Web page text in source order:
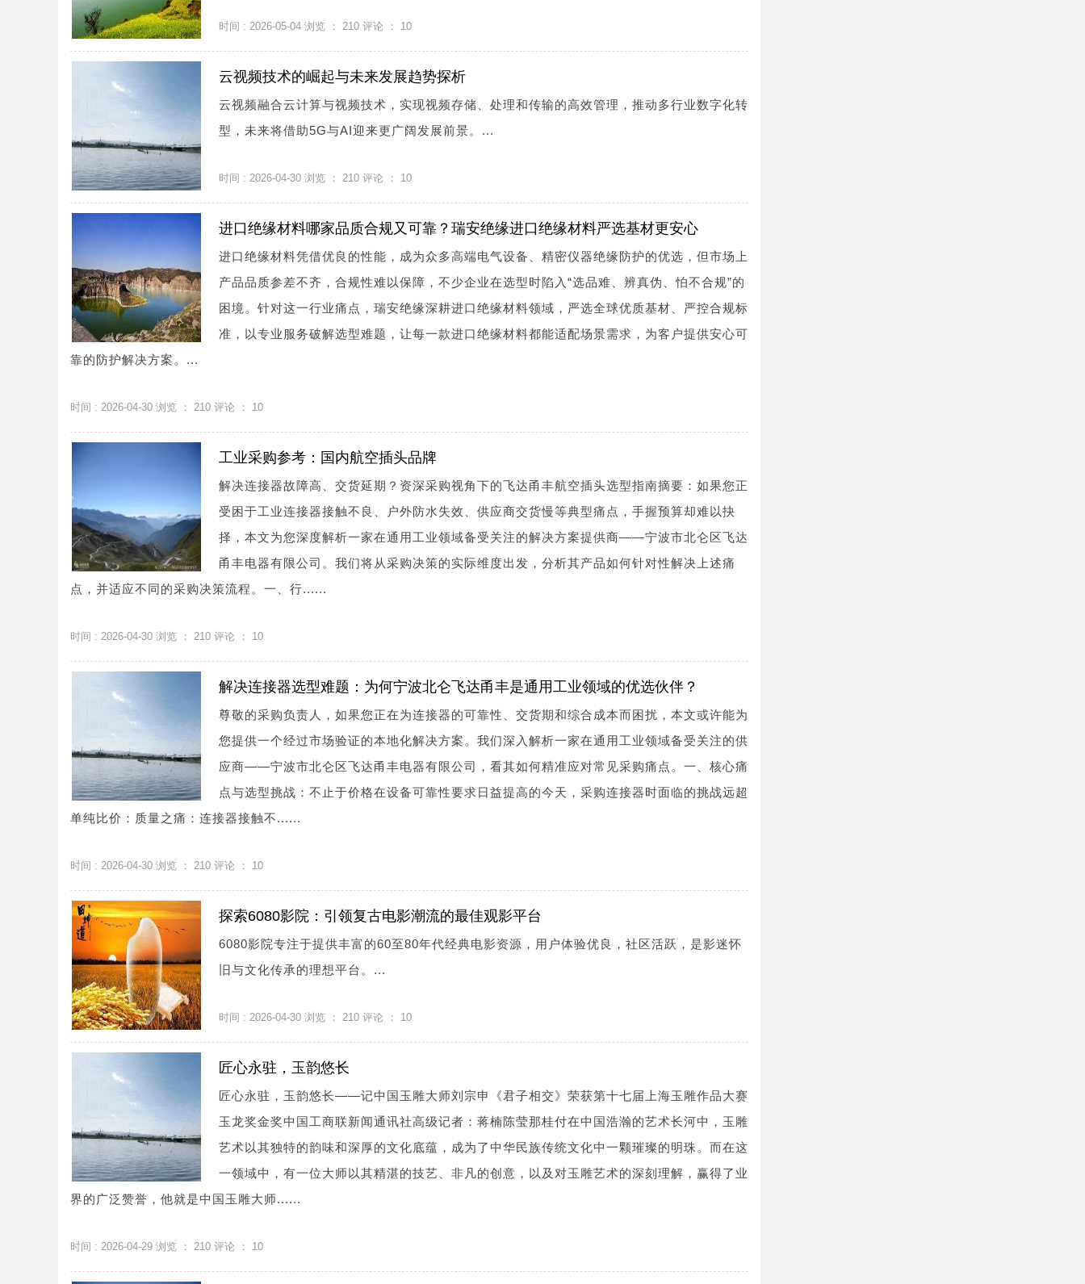
时间 : 2026-05-04 浏览 ： 210 评论 ： 10
云视频技术的崛起与未来发展趋势探析
云视频融合云计算与视频技术，实现视频存储、处理和传输的高效管理，推动多行业数字化转
型，未来将借助5G与AI迎来更广阔发展前景。...
时间 : 2026-04-30 浏览 ： 210 评论 ： 10
进口绝缘材料哪家品质合规又可靠？瑞安绝缘进口绝缘材料严选基材更安心
进口绝缘材料凭借优良的性能，成为众多高端电气设备、精密仪器绝缘防护的优选，但市场上
产品品质参差不齐，合规性难以保障，不少企业在选型时陷入“选品难、辨真伪、怕不合规”的
困境。针对这一行业痛点，瑞安绝缘深耕进口绝缘材料领域，严选全球优质基材、严控合规标
准，以专业服务破解选型难题，让每一款进口绝缘材料都能适配场景需求，为客户提供安心可
靠的防护解决方案。...
时间 : 2026-04-30 浏览 ： 210 评论 ： 10
工业采购参考：国内航空插头品牌
解决连接器故障高、交货延期？资深采购视角下的飞达甬丰航空插头选型指南摘要：如果您正
受困于工业连接器接触不良、户外防水失效、供应商交货慢等典型痛点，手握预算却难以抉
择，本文为您深度解析一家在通用工业领域备受关注的解决方案提供商——宁波市北仑区飞达
甬丰电器有限公司。我们将从采购决策的实际维度出发，分析其产品如何针对性解决上述痛
点，并适应不同的采购决策流程。一、行......
时间 : 2026-04-30 浏览 ： 210 评论 ： 10
解决连接器选型难题：为何宁波北仑飞达甬丰是通用工业领域的优选伙伴？
尊敬的采购负责人，如果您正在为连接器的可靠性、交货期和综合成本而困扰，本文或许能为
您提供一个经过市场验证的本地化解决方案。我们深入解析一家在通用工业领域备受关注的供
应商——宁波市北仑区飞达甬丰电器有限公司，看其如何精准应对常见采购痛点。一、核心痛
点与选型挑战：不止于价格在设备可靠性要求日益提高的今天，采购连接器时面临的挑战远超
单纯比价：质量之痛：连接器接触不......
时间 : 2026-04-30 浏览 ： 210 评论 ： 10
探索6080影院：引领复古电影潮流的最佳观影平台
6080影院专注于提供丰富的60至80年代经典电影资源，用户体验优良，社区活跃，是影迷怀
旧与文化传承的理想平台。...
时间 : 2026-04-30 浏览 ： 210 评论 ： 10
匠心永驻，玉韵悠长
匠心永驻，玉韵悠长——记中国玉雕大师刘宗申《君子相交》荣获第十七届上海玉雕作品大赛
玉龙奖金奖中国工商联新闻通讯社高级记者：蒋楠陈莹那桂付在中国浩瀚的艺术长河中，玉雕
艺术以其独特的韵味和深厚的文化底蕴，成为了中华民族传统文化中一颗璀璨的明珠。而在这
一领域中，有一位大师以其精湛的技艺、非凡的创意，以及对玉雕艺术的深刻理解，赢得了业
界的广泛赞誉，他就是中国玉雕大师......
时间 : 2026-04-29 浏览 ： 210 评论 ： 10